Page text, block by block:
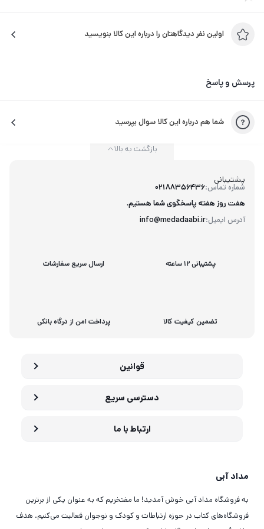
می‌پردازند. انجام صحیح هر‌یک از این فعّالیّت‌ها، بیانگر‌ یادگیری
مورد استفاده قرار گیرد. انجام برخی از این فعّالیّت‌ها، به صورت
گروهی در نوآموزان می‌انجامد و از آسیب‌های مربوط به مقایسه‌ی
اولین نفر دیدگاهتان را درباره این کالا بنویسید
پرسش و پاسخ
شما هم درباره این کالا سوال بپرسید
پشتیبانی
شماره تماس:02188356436
آدرس ایمیل:info@medadaabi.ir
هفت روز هفته پاسخگوی شما هستیم.
بازگشت به بالا
پشتیبانی 12 ساعته ارسال سریع سفارشات
تضمین کیفیت کالا پرداخت امن از درگاه بانکی
قوانین
دسترسی سریع
ارتباط با ما
مداد آبی
به فروشگاه مداد آبی خوش آمدید! ما مفتخریم که به عنوان یکی از برترین
فروشگاه‌های کتاب در حوزه ارتباطات و کودک و نوجوان فعالیت می‌کنیم. هدف